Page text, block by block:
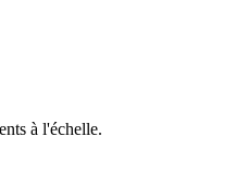
à l'échelle.